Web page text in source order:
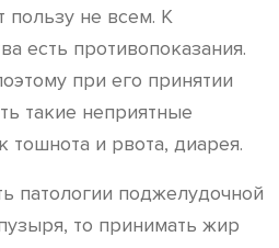
пользу не всем. К
есть противопоказания.
при его принятии
такие неприятные
и рвота, диарея.
патологии поджелудочной
то принимать жир